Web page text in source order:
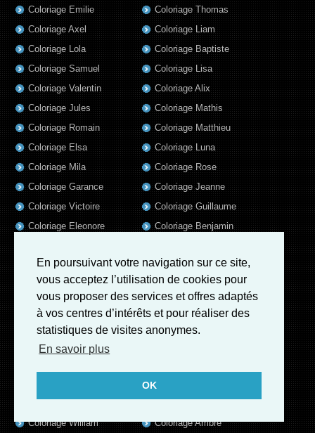
En poursuivant votre navigation sur ce site,
vous acceptez l’utilisation de cookies pour
vous proposer des services et offres adaptés
à vos centres d’intérêts et pour réaliser des
statistiques de visites anonymes.
En savoir plus
OK
Coloriage Emilie
Coloriage Axel
Coloriage Lola
Coloriage Samuel
Coloriage Valentin
Coloriage Jules
Coloriage Romain
Coloriage Elsa
Coloriage Mila
Coloriage Garance
Coloriage Victoire
Coloriage Eleonore
Coloriage Louis
Coloriage Ava
Coloriage Simon
Coloriage Lina
Coloriage Julien
Coloriage William
Coloriage Thomas
Coloriage Liam
Coloriage Baptiste
Coloriage Lisa
Coloriage Alix
Coloriage Mathis
Coloriage Matthieu
Coloriage Luna
Coloriage Rose
Coloriage Jeanne
Coloriage Guillaume
Coloriage Benjamin
Coloriage Matteo
Coloriage Ulysse
Coloriage Rayan
Coloriage Ambre